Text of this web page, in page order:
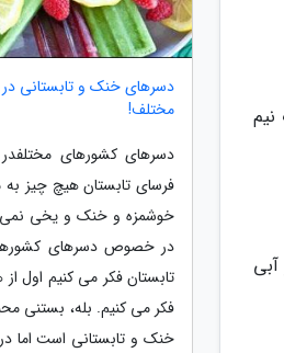
نیم
دسرهای خنک و تابستانی
مختلف!
دسرهای کشورهای
فرسای تابستان هیچ چیز
خوشمزه و خنک و یخی
در خصوص دسرهای
تابستان فکر می کنیم اول
فکر می کنیم. بله، بستنی
خنک و تابستانی است اما